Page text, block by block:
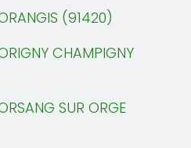
(91420)
CHAMPIGNY
SUR ORGE